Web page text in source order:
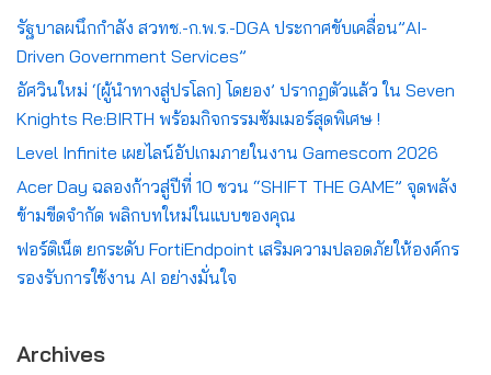
รัฐบาลผนึกกำลัง สวทช.-ก.พ.ร.-DGA ประกาศขับเคลื่อน”AI-
Driven Government Services”
อัศวินใหม่ ‘[ผู้นำทางสู่ปรโลก] โดยอง’ ปรากฏตัวแล้ว ใน Seven
Knights Re:BIRTH พร้อมกิจกรรมซัมเมอร์สุดพิเศษ !
Level Infinite เผยไลน์อัปเกมภายในงาน Gamescom 2026
Acer Day ฉลองก้าวสู่ปีที่ 10 ชวน “SHIFT THE GAME” จุดพลัง
ข้ามขีดจำกัด พลิกบทใหม่ในแบบของคุณ
ฟอร์ติเน็ต ยกระดับ FortiEndpoint เสริมความปลอดภัยให้องค์กร
รองรับการใช้งาน AI อย่างมั่นใจ
Archives